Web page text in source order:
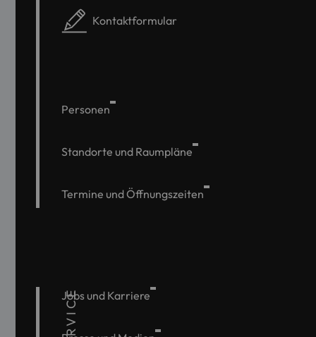
Kontaktformular
Personen
Standorte und Raumpläne
Termine und Öffnungszeiten
SERVICE
Jobs und Karriere